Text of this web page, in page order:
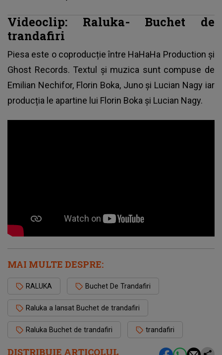
DISTRIBUIE ARTICOLUL
Videoclip: Raluka- Buchet de
trandafiri
Piesa este o coproducție între HaHaHa Production și
Ghost Records. Textul și muzica sunt compuse de
Emilian Nechifor, Florin Boka, Juno și Lucian Nagy iar
producția le apartine lui Florin Boka și Lucian Nagy.
MAI MULTE DESPRE:
RALUKA Buchet De Trandafiri
Raluka a lansat Buchet de trandafiri
Raluka Buchet de trandafiri trandafiri